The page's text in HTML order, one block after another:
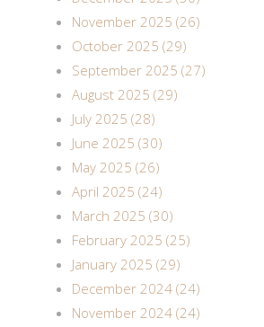
November 2025 (26)
October 2025 (29)
September 2025 (27)
August 2025 (29)
July 2025 (28)
June 2025 (30)
May 2025 (26)
April 2025 (24)
March 2025 (30)
February 2025 (25)
January 2025 (29)
December 2024 (24)
November 2024 (24)